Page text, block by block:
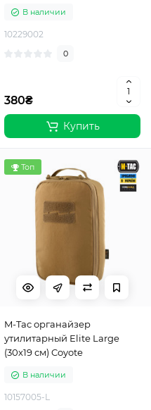
В наличии
10229002
0
380₴
Купить
Топ
M-Tac органайзер
утилитарный Elite Large
(30х19 см) Coyote
В наличии
10157005-L